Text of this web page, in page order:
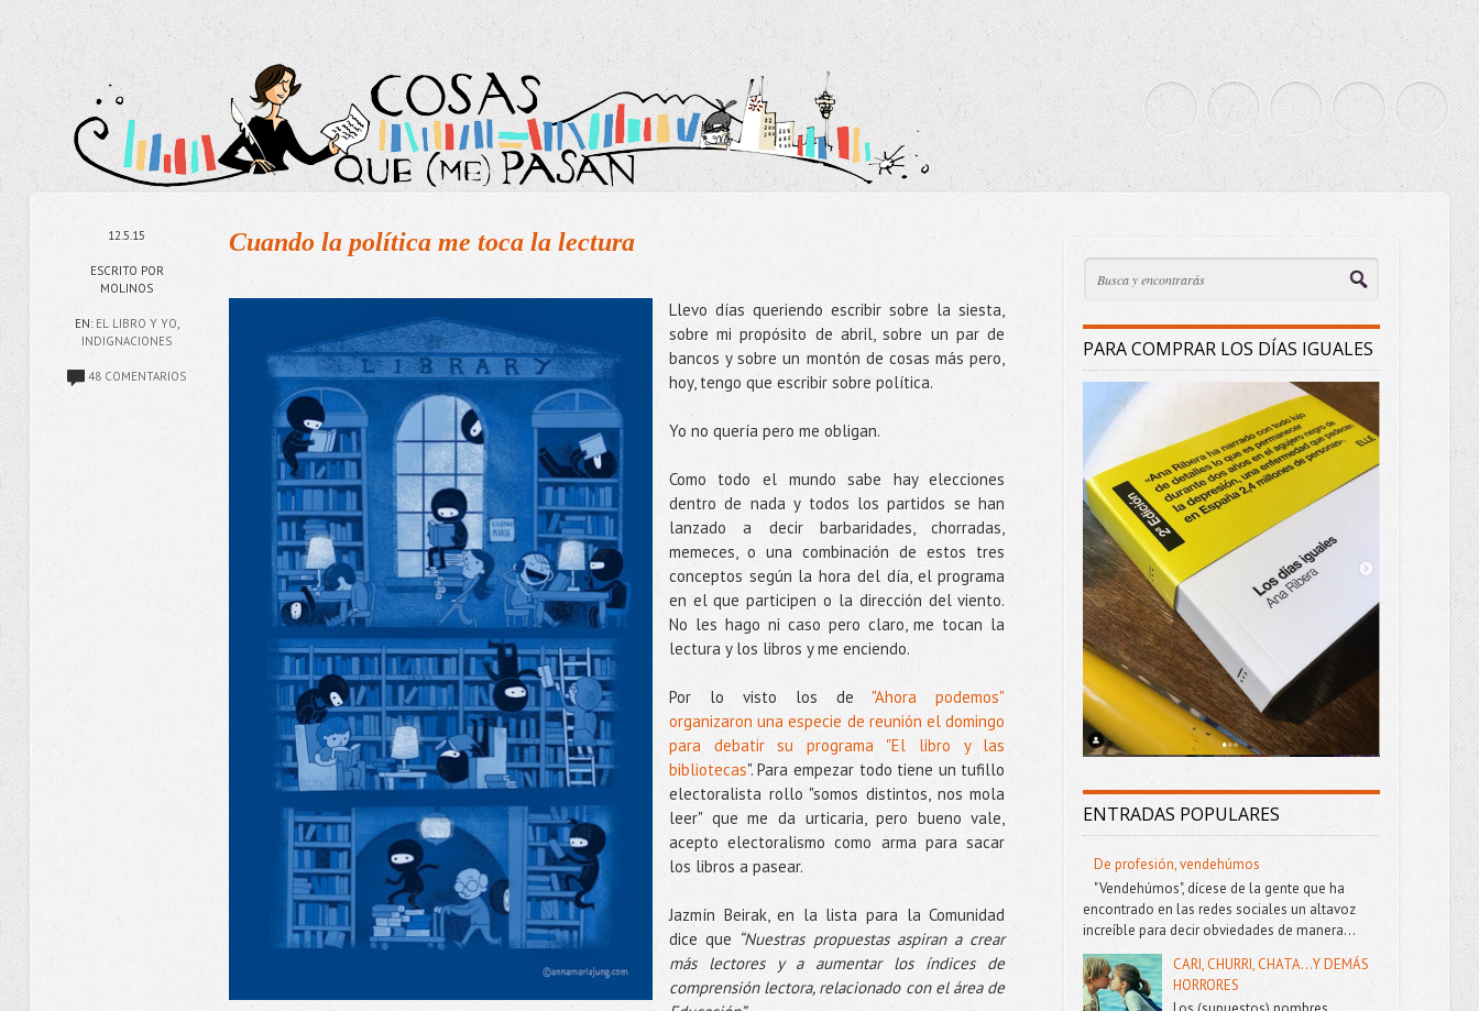
12.5.15
ESCRITO POR
MOLINOS
EN: EL LIBRO Y YO,
INDIGNACIONES
48 COMENTARIOS
Cuando la política me toca la lectura
Llevo días queriendo escribir sobre la siesta,
sobre mi propósito de abril, sobre un par de
bancos y sobre un montón de cosas más pero,
hoy, tengo que escribir sobre política.
Yo no quería pero me obligan.
Como todo el mundo sabe hay elecciones
dentro de nada y todos los partidos se han
lanzado a decir barbaridades, chorradas,
memeces, o una combinación de estos tres
conceptos según la hora del día, el programa
en el que participen o la dirección del viento.
No les hago ni caso pero claro, me tocan la
lectura y los libros y me enciendo.
Por lo visto los de "Ahora podemos"
organizaron una especie de reunión el domingo
para debatir su programa "El libro y las
bibliotecas". Para empezar todo tiene un tufillo
electoralista rollo "somos distintos, nos mola
leer" que me da urticaria, pero bueno vale,
acepto electoralismo como arma para sacar
los libros a pasear.
Jazmín Beirak, en la lista para la Comunidad
dice que “Nuestras propuestas aspiran a crear
más lectores y a aumentar los índices de
comprensión lectora, relacionado con el área de
PARA COMPRAR LOS DÍAS IGUALES
ENTRADAS POPULARES
De profesión, vendehúmos
"Vendehúmos", dícese de la gente que ha
encontrado en las redes sociales un altavoz
increíble para decir obviedades de manera...
CARI, CHURRI, CHATA...Y DEMÁS
HORRORES